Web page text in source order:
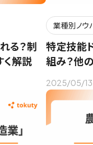
る？制
解説
業種別ノウ
特定技能
組み？他
2025/05/13